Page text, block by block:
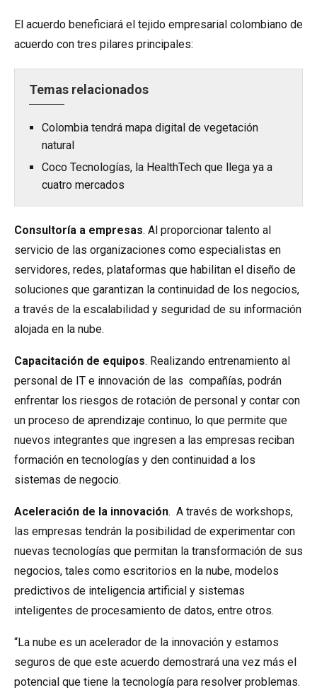
El acuerdo beneficiará el tejido empresarial colombiano de
acuerdo con tres pilares principales:
Temas relacionados
Colombia tendrá mapa digital de vegetación
natural
Coco Tecnologías, la HealthTech que llega ya a
cuatro mercados
Consultoría a empresas. Al proporcionar talento al
servicio de las organizaciones como especialistas en
servidores, redes, plataformas que habilitan el diseño de
soluciones que garantizan la continuidad de los negocios,
a través de la escalabilidad y seguridad de su información
alojada en la nube.
Capacitación de equipos. Realizando entrenamiento al
personal de IT e innovación de las compañías, podrán
enfrentar los riesgos de rotación de personal y contar con
un proceso de aprendizaje continuo, lo que permite que
nuevos integrantes que ingresen a las empresas reciban
formación en tecnologías y den continuidad a los
sistemas de negocio.
Aceleración de la innovación. A través de workshops,
las empresas tendrán la posibilidad de experimentar con
nuevas tecnologías que permitan la transformación de sus
negocios, tales como escritorios en la nube, modelos
predictivos de inteligencia artificial y sistemas
inteligentes de procesamiento de datos, entre otros.
“La nube es un acelerador de la innovación y estamos
seguros de que este acuerdo demostrará una vez más el
potencial que tiene la tecnología para resolver problemas.